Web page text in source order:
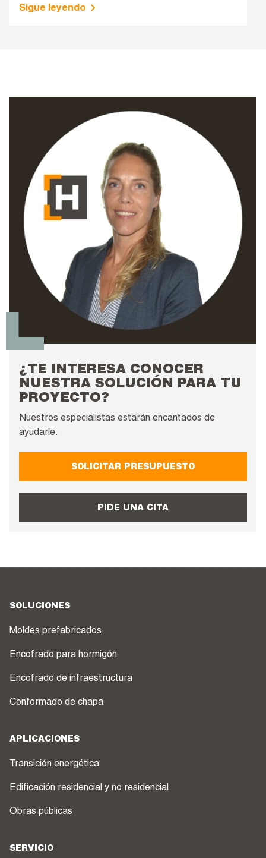
Sigue leyendo
¿TE INTERESA CONOCER
NUESTRA SOLUCIÓN PARA TU
PROYECTO?
Nuestros especialistas estarán encantados de
ayudarle.
SOLICITAR PRESUPUESTO
PIDE UNA CITA
SOLUCIONES
Moldes prefabricados
Encofrado para hormigón
Encofrado de infraestructura
Conformado de chapa
APLICACIONES
Transición energética
Edificación residencial y no residencial
Obras públicas
SERVICIO